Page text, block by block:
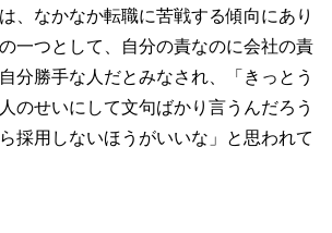
、なかなか転職に苦戦する傾向にあり
一つとして、自分の責なのに会社の責
分勝手な人だとみなされ、「きっとう
のせいにして文句ばかり言うんだろう
採用しないほうがいいな」と思われて